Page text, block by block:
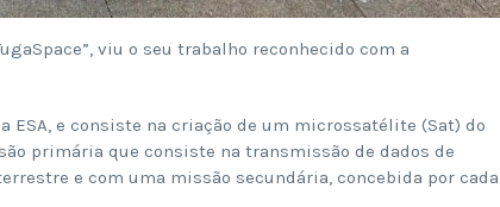
viu o seu trabalho reconhecido com a
ESA, e consiste na criação de um microssatélite (Sat) do
primária que consiste na transmissão de dados de
e com uma missão secundária, concebida por cada